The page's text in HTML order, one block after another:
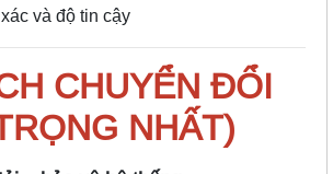
và độ tin cậy
CHUYỂN ĐỔI
NHẤT)